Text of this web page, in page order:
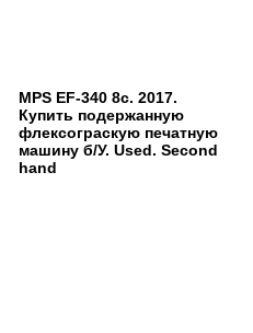
MPS EF-340 8c. 2017.
Купить подержанную
флексограскую печатную
машину б/У. Used. Second
hand